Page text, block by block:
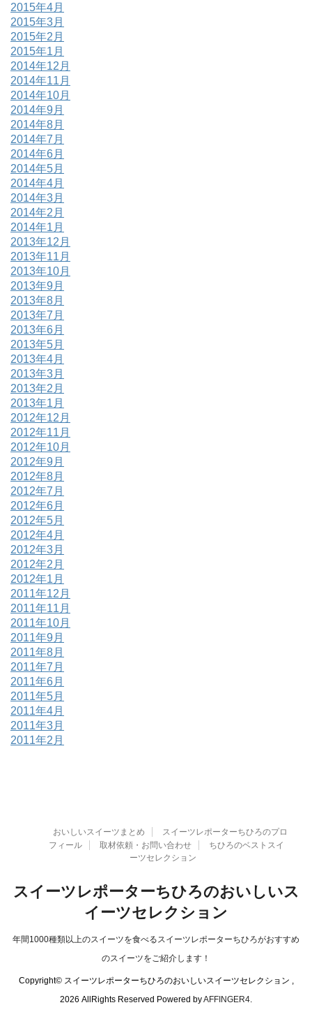
2015年4月
2015年3月
2015年2月
2015年1月
2014年12月
2014年11月
2014年10月
2014年9月
2014年8月
2014年7月
2014年6月
2014年5月
2014年4月
2014年3月
2014年2月
2014年1月
2013年12月
2013年11月
2013年10月
2013年9月
2013年8月
2013年7月
2013年6月
2013年5月
2013年4月
2013年3月
2013年2月
2013年1月
2012年12月
2012年11月
2012年10月
2012年9月
2012年8月
2012年7月
2012年6月
2012年5月
2012年4月
2012年3月
2012年2月
2012年1月
2011年12月
2011年11月
2011年10月
2011年9月
2011年8月
2011年7月
2011年6月
2011年5月
2011年4月
2011年3月
2011年2月
おいしいスイーツまとめ
スイーツレポーターちひろのプロ
フィール
取材依頼・お問い合わせ
ちひろのベストスイ
ーツセレクション
スイーツレポーターちひろのおいしいス
イーツセレクション
年間1000種類以上のスイーツを食べるスイーツレポーターちひろがおすすめ
のスイーツをご紹介します！
Copyright© スイーツレポーターちひろのおいしいスイーツセレクション ,
2026 AllRights Reserved Powered byAFFINGER4.